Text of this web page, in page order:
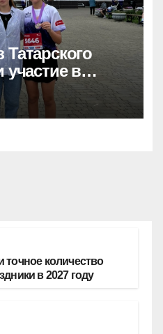
участие в
количество
в 2027 году